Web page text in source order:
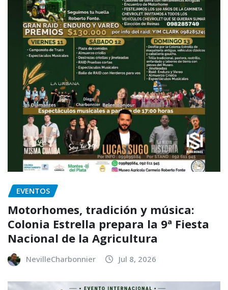
EVENTOS
Motorhomes, tradición y música:
Colonia Estrella prepara la 9ª Fiesta
Nacional de la Agricultura
NevilleCharbonnier Jul 8, 2026